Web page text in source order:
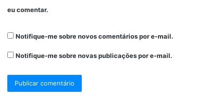
eu comentar.
Notifique-me sobre novos comentários por e-mail.
Notifique-me sobre novas publicações por e-mail.